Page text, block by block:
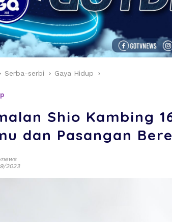
Serba-serbi Gaya Hidup
Shio Kambing
dan Pasangan
2023